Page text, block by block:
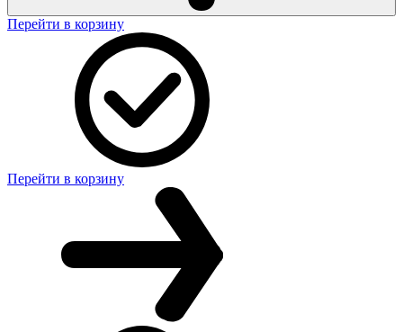
Перейти в корзину
Перейти в корзину